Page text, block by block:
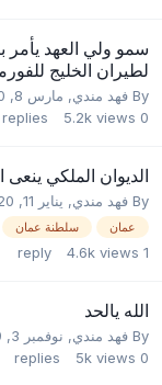
سمو ولي العهد يأمر
لطيران الخليج
By فهد مندي, مارس 8, 2020
0
replies 5.2k views
الديوان الملكي
By فهد مندي, يناير 11, 2020
عمان سلطنة عمان
1
reply 4.6k views
الله يالحد
By فهد مندي, نوفمبر 3, 2019
0
replies 5k views